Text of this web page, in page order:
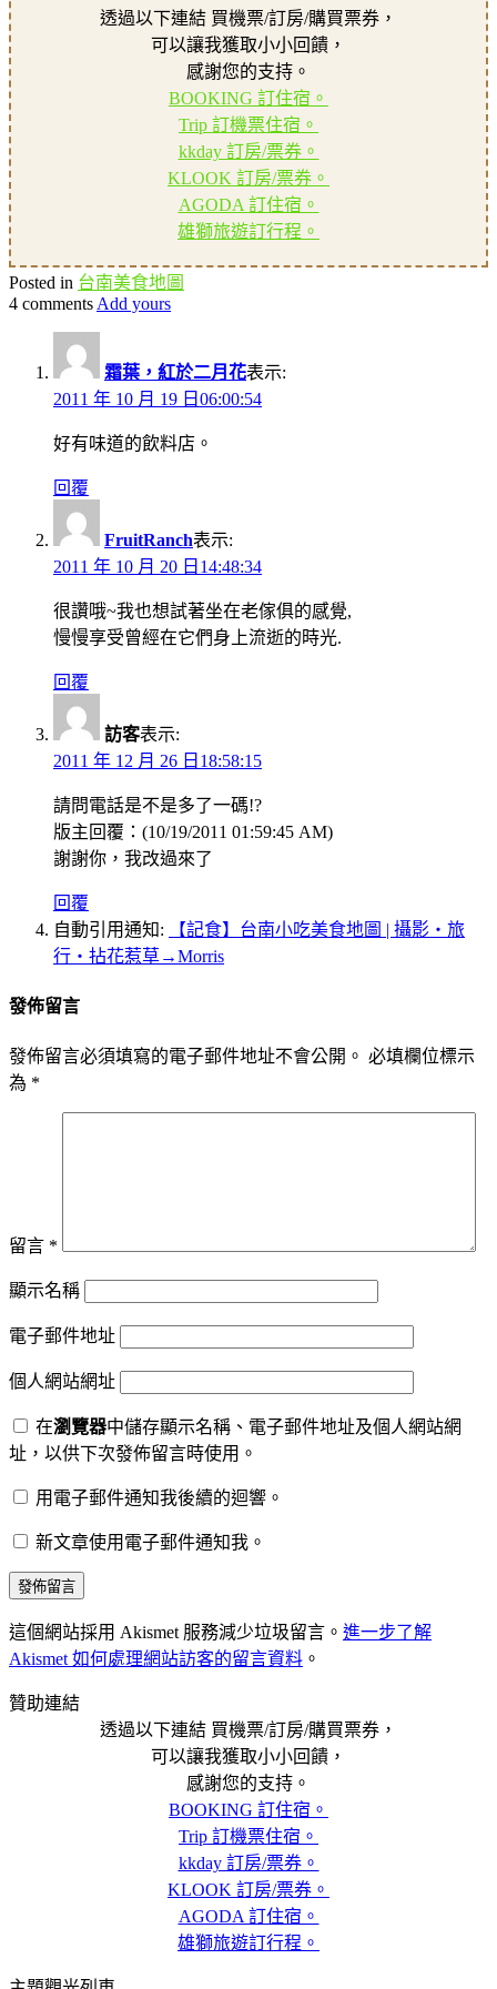
透過以下連結 買機票/訂房/購買票券，
可以讓我獲取小小回饋，
感謝您的支持。
BOOKING 訂住宿。
Trip 訂機票住宿。
kkday 訂房/票券。
KLOOK 訂房/票券。
AGODA 訂住宿。
雄獅旅遊訂行程。
Posted in 台南美食地圖
4 comments Add yours
霜葉，紅於二月花表示:
2011 年 10 月 19 日06:00:54
好有味道的飲料店。
回覆
FruitRanch表示:
2011 年 10 月 20 日14:48:34
很讚哦~我也想試著坐在老傢俱的感覺,
慢慢享受曾經在它們身上流逝的時光.
回覆
訪客表示:
2011 年 12 月 26 日18:58:15
請問電話是不是多了一碼!?
版主回覆：(10/19/2011 01:59:45 AM)
謝謝你，我改過來了
回覆
自動引用通知:
【記食】台南小吃美食地圖 | 攝影‧旅
行‧拈花惹草→Morris
發佈留言
發佈留言必須填寫的電子郵件地址不會公開。 必填欄位標示
為 *
留言 *
顯示名稱
電子郵件地址
個人網站網址
在瀏覽器中儲存顯示名稱、電子郵件地址及個人網站網
址，以供下次發佈留言時使用。
用電子郵件通知我後續的迴響。
新文章使用電子郵件通知我。
這個網站採用 Akismet 服務減少垃圾留言。 進一步了解
Akismet 如何處理網站訪客的留言資料 。
贊助連結
透過以下連結 買機票/訂房/購買票券，
可以讓我獲取小小回饋，
感謝您的支持。
BOOKING 訂住宿。
Trip 訂機票住宿。
kkday 訂房/票券。
KLOOK 訂房/票券。
AGODA 訂住宿。
雄獅旅遊訂行程。